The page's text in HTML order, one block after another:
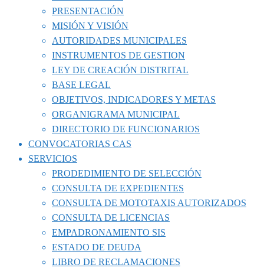
PRESENTACIÓN
MISIÓN Y VISIÓN
AUTORIDADES MUNICIPALES
INSTRUMENTOS DE GESTION
LEY DE CREACIÓN DISTRITAL
BASE LEGAL
OBJETIVOS, INDICADORES Y METAS
ORGANIGRAMA MUNICIPAL
DIRECTORIO DE FUNCIONARIOS
CONVOCATORIAS CAS
SERVICIOS
PRODEDIMIENTO DE SELECCIÓN
CONSULTA DE EXPEDIENTES
CONSULTA DE MOTOTAXIS AUTORIZADOS
CONSULTA DE LICENCIAS
EMPADRONAMIENTO SIS
ESTADO DE DEUDA
LIBRO DE RECLAMACIONES